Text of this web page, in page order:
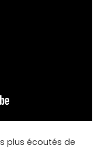
plus écoutés de